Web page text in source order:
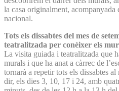
la casa originalment, acompanyada
nacional.
Tots els dissabtes del mes de
teatralitzada per conèixer els
La visita guiada i teatralitzada que
murals i que ha anat a càrrec de
tornarà a repetir tots els dissabtes
dir, els dies 3, 10, 17 i 24, amb